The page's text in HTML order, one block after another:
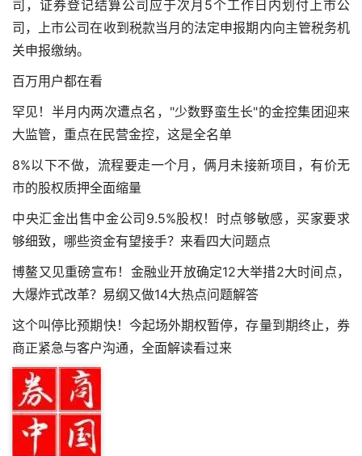
司，证券登记结算公司应于次月5个工作日内划付上市公
司，上市公司在收到税款当月的法定申报期内向主管税务机
关申报缴纳。
百万用户都在看
罕见！半月内两次遭点名，"少数野蛮生长"的金控集团迎来
大监管，重点在民营金控，这是全名单
8%以下不做，流程要走一个月，俩月未接新项目，有价无
市的股权质押全面缩量
中央汇金出售中金公司9.5%股权！时点够敏感，买家要求
够细致，哪些资金有望接手？来看四大问题点
博鳌又见重磅宣布！金融业开放确定12大举措2大时间点，
大爆炸式改革？易纲又做14大热点问题解答
这个叫停比预期快！今起场外期权暂停，存量到期终止，券
商正紧急与客户沟通，全面解读看过来